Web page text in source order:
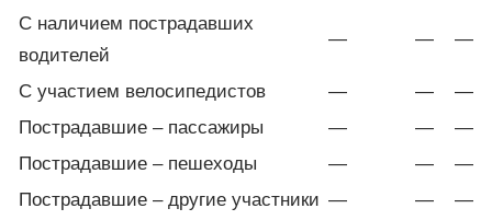
С наличием пострадавших
водителей
— — —
С участием велосипедистов — —
—
Пострадавшие – пассажиры
— —
—
Пострадавшие – пешеходы
— —
—
Пострадавшие – другие участники — —
—